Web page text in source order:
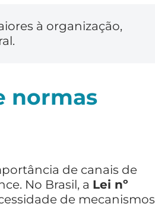
à organização,
normas
de canais de
No Brasil, a Lei nº
de mecanismos